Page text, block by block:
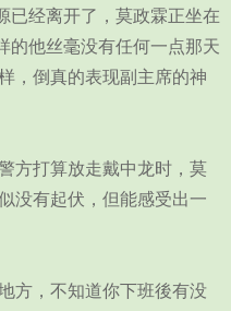
中
小
经离开了，莫政霖正坐在
的他丝毫没有任何一点那天
，倒真的表现副主席的神
打算放走戴中龙时，莫
没有起伏，但能感受出一
，不知道你下班後有没